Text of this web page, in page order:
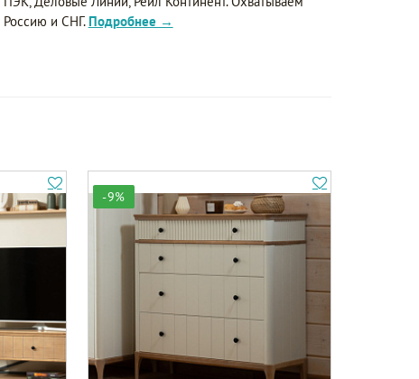
Россию и СНГ. Подробнее →
-9%